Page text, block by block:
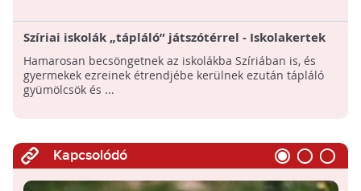
Szíriai iskolák „tápláló” játszótérrel - Iskolakertek
révén javít a gyermekek étkezésén a FAO az
Európai Unióval közösen
Hamarosan becsöngetnek az iskolákba Szíriában is, és
gyermekek ezreinek étrendjébe kerülnek ezután tápláló
gyümölcsök és ...
Kapcsolódó